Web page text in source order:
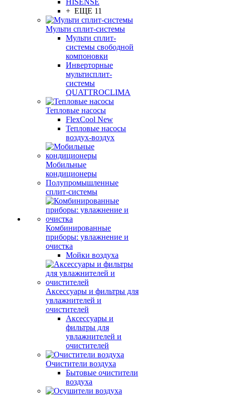
HISENSE
+ ЕЩЕ 11
Мульти сплит-системы
Мульти сплит-
системы свободной
компоновки
Инверторные
мультисплит-
системы
QUATTROCLIMA
Тепловые насосы
FlexCool New
Тепловые насосы
воздух-воздух
Мобильные
кондиционеры
Полупромышленные
сплит-системы
Комбинированные
приборы: увлажнение и
очистка
Мойки воздуха
Аксессуары и фильтры для
увлажнителей и
очистителей
Аксессуары и
фильтры для
увлажнителей и
очистителей
Очистители воздуха
Бытовые очистители
воздуха